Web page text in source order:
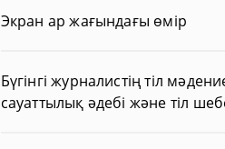
Экран ар жағындағы өмір
Бүгінгі журналистің тіл
сауаттылық әдебі және тіл